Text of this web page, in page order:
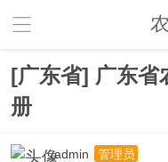
[广东省] 广东省
册
admin
管理员